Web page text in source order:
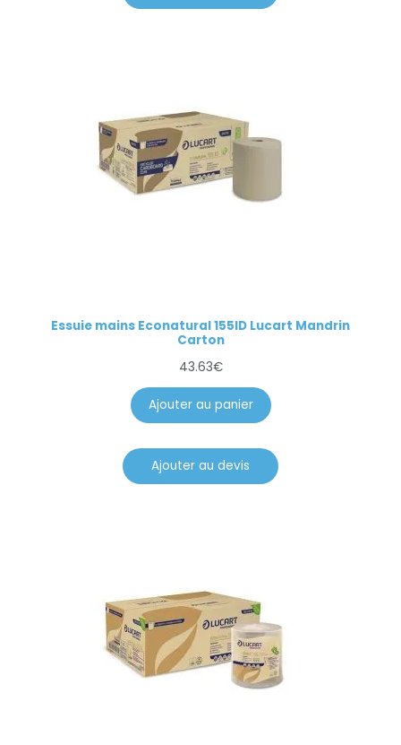
Essuie mains Econatural 155ID Lucart Mandrin
Carton
43.63€
Ajouter au panier
Ajouter au devis